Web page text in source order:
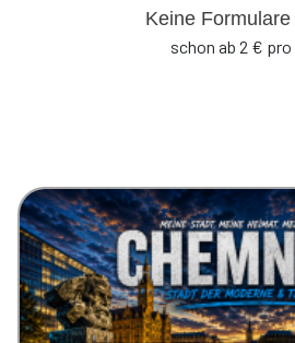
Keine Formulare
schon ab 2 € pro